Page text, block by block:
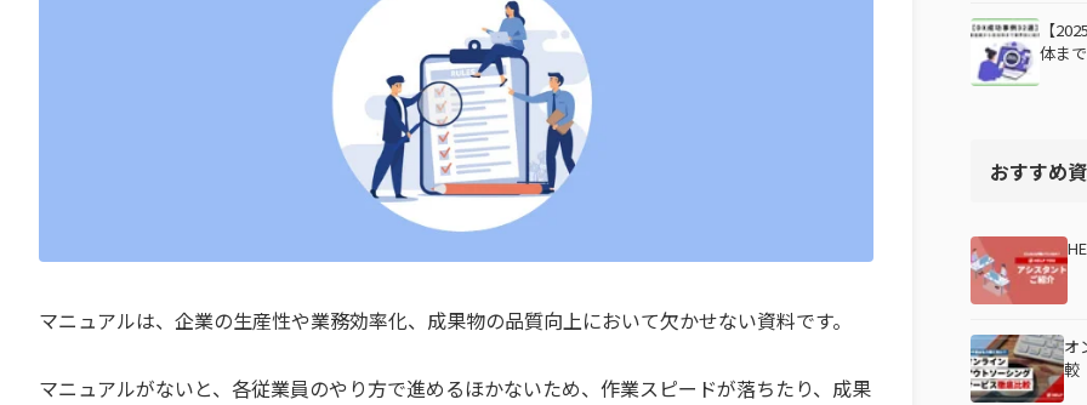
マニュアルは、企業の生産性や業務効率化、成果物の品質向上において欠かせない資料です。
マニュアルがないと、各従業員のやり方で進めるほかないため、作業スピードが落ちたり、成果
【
体ま
おすすめ
オ
較